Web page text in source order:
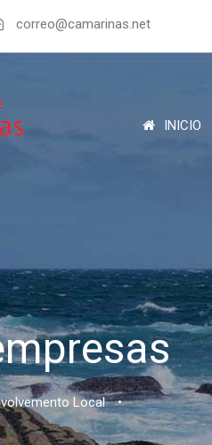
correo@camarinas.net
INICIO
Local •